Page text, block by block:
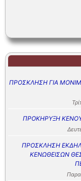
ΠΡΟΣΚΛΗΣΗ ΓΙΑ
ΠΡΟΚΗΡΥΞΗ
ΠΡΟΣΚΛΗΣΗ
ΚΕΝΩΘΕΙΣΩΝ